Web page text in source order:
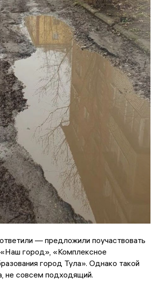
— предложили поучаствовать
город», «Комплексное
город Тула». Однако такой
не совсем подходящий.